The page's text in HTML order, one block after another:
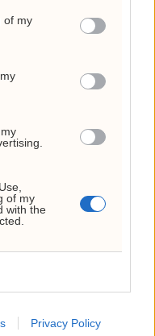
of my
of my
with the
Privacy Policy